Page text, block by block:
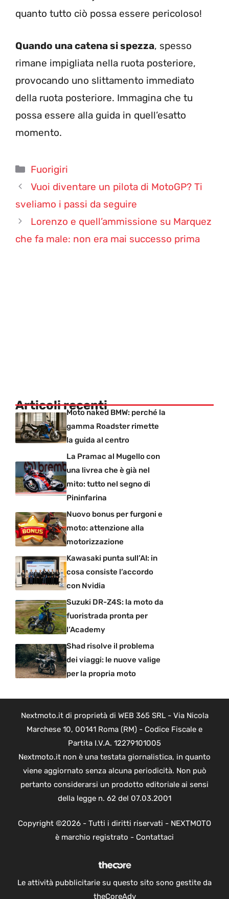
quanto tutto ciò possa essere pericoloso!
Quando una catena si spezza, spesso
rimane impigliata nella ruota posteriore,
provocando uno slittamento immediato
della ruota posteriore. Immagina che tu
possa essere alla guida in quell’esatto
momento.
Categorie
Fuorigiri
Vuoi diventare un pilota di MotoGP? Ti
sveliamo i passi da seguire
Lorenzo e quell’ammissione su Marquez
che fa male: non era mai successo prima
Articoli recentiMoto naked BMW: perché la
gamma Roadster rimette
la guida al centro
La Pramac al Mugello con
una livrea che è già nel
mito: tutto nel segno di
Pininfarina
Nuovo bonus per furgoni e
moto: attenzione alla
motorizzazione
Kawasaki punta sull’AI: in
cosa consiste l’accordo
con Nvidia
Suzuki DR-Z4S: la moto da
fuoristrada pronta per
l’Academy
Shad risolve il problema
dei viaggi: le nuove valige
per la propria moto
Nextmoto.it di proprietà di WEB 365 SRL - Via Nicola
Marchese 10, 00141 Roma (RM) - Codice Fiscale e
Partita I.V.A. 12279101005
Nextmoto.it non è una testata giornalistica, in quanto
viene aggiornato senza alcuna periodicità. Non può
pertanto considerarsi un prodotto editoriale ai sensi
della legge n. 62 del 07.03.2001
Copyright ©2026 - Tutti i diritti riservati - NEXTMOTO
è marchio registrato - Contattaci
Le attività pubblicitarie su questo sito sono gestite da
theCoreAdv